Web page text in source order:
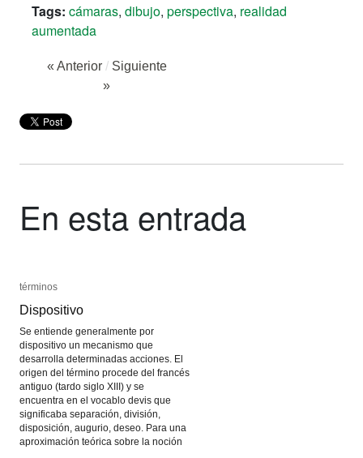
Tags: cámaras, dibujo, perspectiva, realidad
aumentada
« Anterior / Siguiente
»
En esta entrada
términos
Dispositivo
Se entiende generalmente por
dispositivo un mecanismo que
desarrolla determinadas acciones. El
origen del término procede del francés
antiguo (tardo siglo XIII) y se
encuentra en el vocablo devis que
significaba separación, división,
disposición, augurio, deseo. Para una
aproximación teórica sobre la noción
términos
Dispositivo